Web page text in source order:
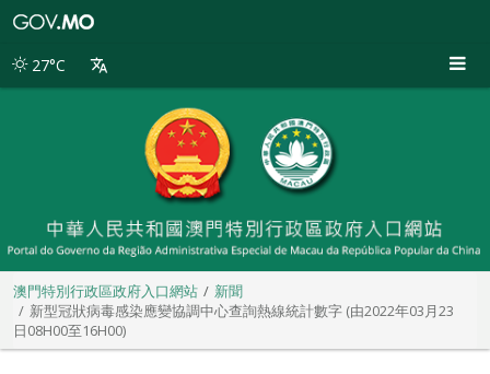
別
27°C
澳門特別行政區政府入口網站
新聞
新型冠狀病毒感染應變協調中心查詢熱線統計數字 (由2022年03月23
日08H00至16H00)